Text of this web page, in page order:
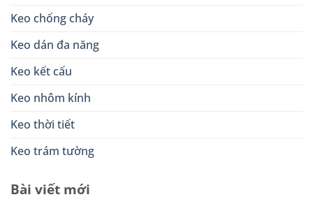
Keo chống cháy
Keo dán đa năng
Keo kết cấu
Keo nhôm kính
Keo thời tiết
Keo trám tường
Bài viết mới